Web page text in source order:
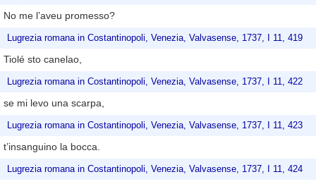
No me l’aveu promesso?
Lugrezia romana in Costantinopoli, Venezia, Valvasense, 1737, I 11, 419
Tiolé sto canelao,
Lugrezia romana in Costantinopoli, Venezia, Valvasense, 1737, I 11, 422
se mi levo una scarpa,
Lugrezia romana in Costantinopoli, Venezia, Valvasense, 1737, I 11, 423
t’insanguino la bocca.
Lugrezia romana in Costantinopoli, Venezia, Valvasense, 1737, I 11, 424